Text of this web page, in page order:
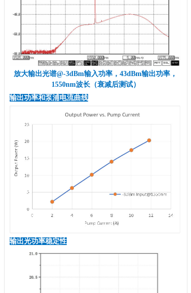
放大输出光谱@-3dBm输入功率，43dBm输出功率，
1550nm波长（衰减后测试）
输出功率和泵浦电流曲线
输出光功率稳定性